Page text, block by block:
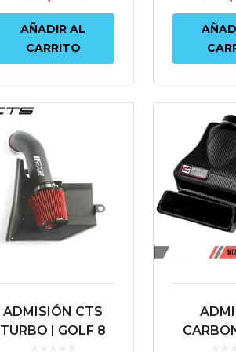
EA888.3 / EA8...
AÑADIR AL
CARRITO
ADMISIÓN CTS
TURBO | GOLF 8